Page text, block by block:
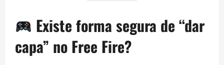
Existe forma segura de “dar
capa” no Free Fire?